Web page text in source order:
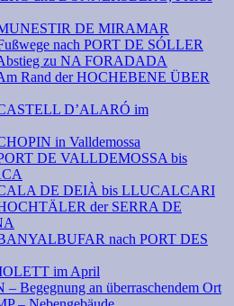
DE MIRAMAR
nach PORT DE SÓLLER
zu NA FORADADA
Rand der HOCHEBENE ÜBER
D’ALARÓ im
in Valldemossa
DE VALLDEMOSSA bis
DE DEIÀ bis LLUCALCARI
der SERRA DE
nach PORT DES
im April
Begegnung an überraschendem Ort